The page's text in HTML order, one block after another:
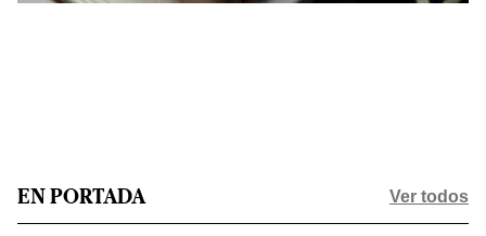
EN PORTADA Ver todos